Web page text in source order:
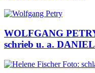
WOLFGANG
schrieb u. a.